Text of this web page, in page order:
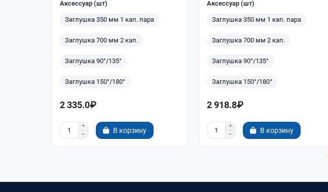
Аксессуар (шт)
Заглушка 350 мм 1 кап. пара
Заглушка 700 мм 2 кап.
Заглушка 90°/135°
Заглушка 150°/180°
2 335.0₽
В корзину
Аксессуар (шт)
Заглушка 350 мм 1 кап. пара
Заглушка 700 мм 2 кап.
Заглушка 90°/135°
Заглушка 150°/180°
2 918.8₽
В корзину